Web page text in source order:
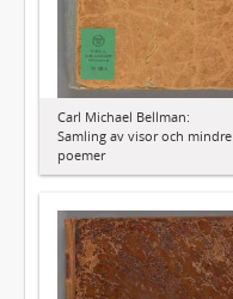
Carl Michael Bellman:
Samling av visor och mindre
poemer